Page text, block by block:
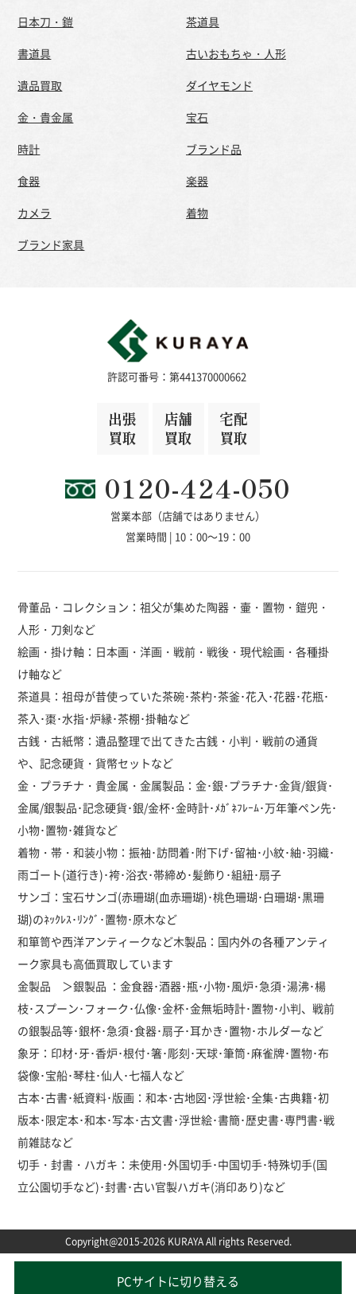
日本刀・鎧
茶道具
書道具
古いおもちゃ・人形
遺品買取
ダイヤモンド
金・貴金属
宝石
時計
ブランド品
食器
楽器
カメラ
着物
ブランド家具
許認可番号：第441370000662
出張
買取
店舗
買取
宅配
買取
0120-424-050
営業本部（店舗ではありません）
営業時間 | 10：00～19：00
骨董品・コレクション：祖父が集めた陶器・壷・置物・鎧兜・
人形・刀剣など
絵画・掛け軸：日本画・洋画・戦前・戦後・現代絵画・各種掛
け軸など
茶道具：祖母が昔使っていた茶碗･茶杓･茶釜･花入･花器･花瓶･
茶入･棗･水指･炉縁･茶棚･掛軸など
古銭・古紙幣：遺品整理で出てきた古銭・小判・戦前の通貨
や、記念硬貨・貨幣セットなど
金・プラチナ・貴金属・金属製品：金･銀･プラチナ･金貨/銀貨･
金属/銀製品･記念硬貨･銀/金杯･金時計･ﾒｶﾞﾈﾌﾚｰﾑ･万年筆ペン先･
小物･置物･雑貨など
着物・帯・和装小物：振袖･訪問着･附下げ･留袖･小紋･紬･羽織･
雨ゴート(道行き)･袴･浴衣･帯締め･髪飾り･組紐･扇子
サンゴ：宝石サンゴ(赤珊瑚(血赤珊瑚)･桃色珊瑚･白珊瑚･黒珊
瑚)のﾈｯｸﾚｽ･ﾘﾝｸﾞ･置物･原木など
和箪笥や西洋アンティークなど木製品：国内外の各種アンティ
ーク家具も高価買取しています
金製品 ＞銀製品 ：金食器･酒器･瓶･小物･風炉･急須･湯沸･楊
枝･スプーン･フォーク･仏像･金杯･金無垢時計･置物･小判、戦前
の銀製品等･銀杯･急須･食器･扇子･耳かき･置物･ホルダーなど
象牙：印材･牙･香炉･根付･箸･彫刻･天球･筆筒･麻雀牌･置物･布
袋像･宝船･琴柱･仙人･七福人など
古本･古書･紙資料･版画：和本･古地図･浮世絵･全集･古典籍･初
版本･限定本･和本･写本･古文書･浮世絵･書簡･歴史書･専門書･戦
前雑誌など
切手・封書・ハガキ：未使用･外国切手･中国切手･特殊切手(国
立公園切手など)･封書･古い官製ハガキ(消印あり)など
Copyright@2015-2026 KURAYA All rights Reserved.
PCサイトに切り替える